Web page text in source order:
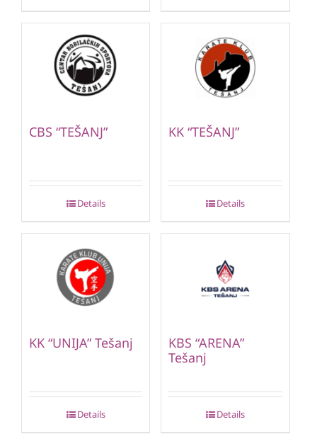
CBS “TEŠANJ”
Details
KK “TEŠANJ”
Details
KK “UNIJA” Tešanj
Details
KBS “ARENA”
Tešanj
Details